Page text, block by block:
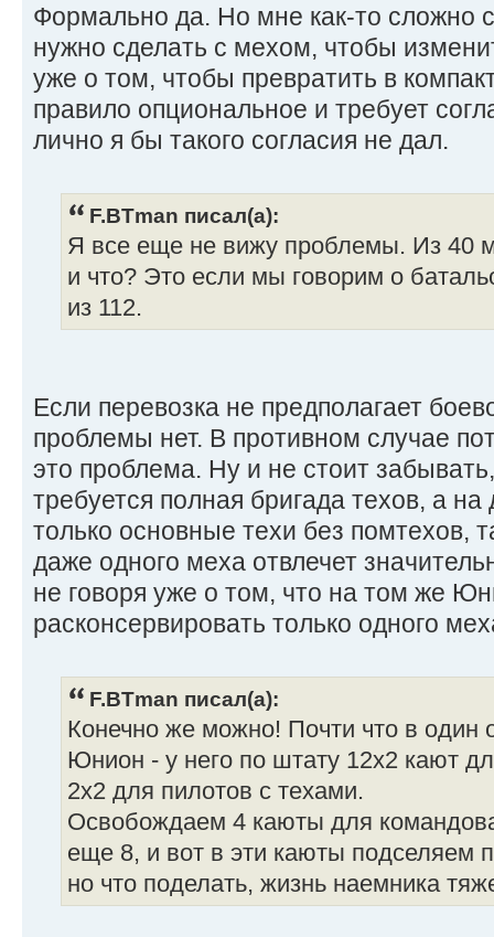
Формально да. Но мне как-то сложно
нужно сделать с мехом, чтобы
уже о том, чтобы превратить в
правило опциональное и требует
лично я бы такого согласия не дал.
F.BTman писал(а):
Я все еще не вижу проблемы. Из 40
и что? Это если мы говорим о
из 112.
Если перевозка не предполагает
проблемы нет. В противном случае
это проблема. Ну и не стоит
требуется полная бригада техов, а
только основные техи без помтехов,
даже одного меха отвлечет
не говоря уже о том, что на том же
расконсервировать только одного
F.BTman писал(а):
Конечно же можно! Почти что в один
Юнион - у него по штату 12x2 кают
2x2 для пилотов с техами.
Освобождаем 4 каюты для
еще 8, и вот в эти каюты подселяем
но что поделать, жизнь наемника